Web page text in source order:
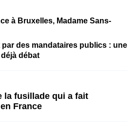
à Bruxelles, Madame Sans-
par des mandataires publics : une
débat
la fusillade qui a fait
France